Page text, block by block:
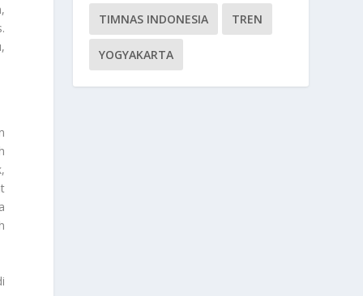
TIMNAS INDONESIA TREN
YOGYAKARTA